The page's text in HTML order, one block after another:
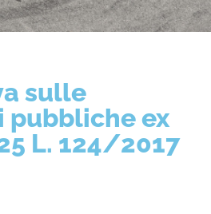
sulle
pubbliche ex
L. 124/2017